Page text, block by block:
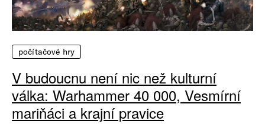
počítačové hry
V budoucnu není nic než kulturní
válka: Warhammer 40 000, Vesmírní
mariňáci a krajní pravice